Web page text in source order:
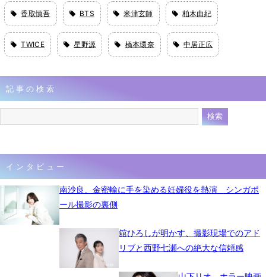
香取慎吾 BTS 米津玄師 柏木由紀
TWICE 星野源 橋本環奈 中居正広
記事の検索
インタビュー
南沙良、金密輸に手を染める妊婦役を熱演 シンガポ
ール撮影の裏側
舘ひろしが明かす、撮影現場でのアド
リブと西野七瀬への絶大な信頼感